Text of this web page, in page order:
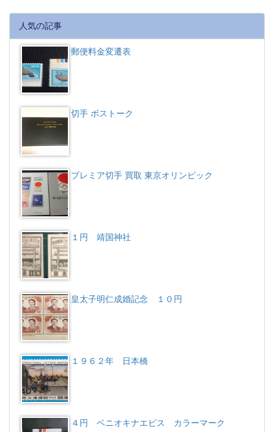
人気の記事
郵便料金変遷表
切手 ボストーク
プレミア切手 買取 東京オリンピック
１円 靖国神社
皇太子明仁成婚記念 １０円
１９６２年 日本橋
４円 ベニオキナエビス カラーマーク